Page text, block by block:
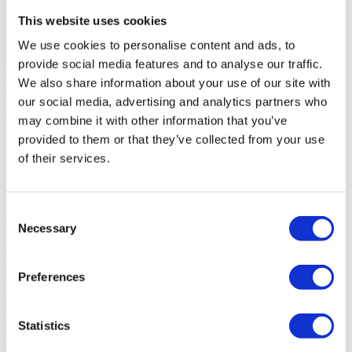
This website uses cookies
We use cookies to personalise content and ads, to
provide social media features and to analyse our traffic.
We also share information about your use of our site with
our social media, advertising and analytics partners who
may combine it with other information that you’ve
provided to them or that they’ve collected from your use
of their services.
Selection
Necessary
Preferences
Statistics
Solicitar mais Informações
Ao pedir informações está a autorizar a Portugal Sotheby's
International Realty a guardar os seus dados para o informar sobre
oportunidades de negócio, de acordo com a Política de Privacidade.
*Chamada para a rede móvel nacional
Sobre o empreendimento
O Murches Residence é um conjunto de quatro exclusivas moradias
T4 integradas num condomínio fechado, em Cascais. Com um
piscinas individuais e sistemas de domótica. A exposição solar foi
tida em consideração no design das moradias, promovendo